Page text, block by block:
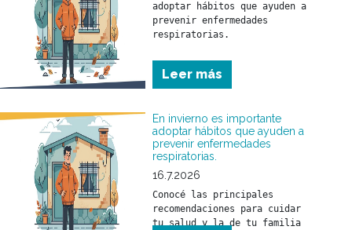
adoptar hábitos que ayuden a
prevenir enfermedades
respiratorias.
Conocé las principales
recomendaciones para cuidar
tu salud y la de tu familia
Leer más
En invierno es importante
adoptar hábitos que ayuden a
prevenir enfermedades
respiratorias.
16.7.2026
Conocé las principales
recomendaciones para cuidar
tu salud y la de tu familia